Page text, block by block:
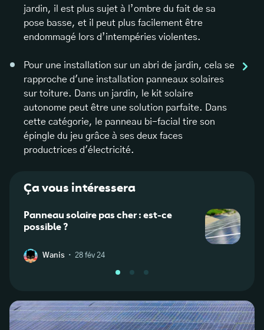
jardin, il est plus sujet à l’ombre du fait de sa
pose basse, et il peut plus facilement être
endommagé lors d’intempéries violentes.
Pour une installation sur un abri de jardin, cela se
rapproche d'une installation panneaux solaires
sur toiture. Dans un jardin, le kit solaire
autonome peut être une solution parfaite. Dans
cette catégorie, le panneau bi-facial tire son
épingle du jeu grâce à ses deux faces
productrices d'électricité.
Ça vous intéressera
Panneau solaire pas cher : est-ce
possible ?
Wanis · 28 fév 24